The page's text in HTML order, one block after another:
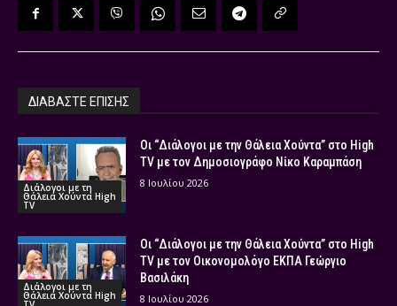
ΔΙΑΒΑΣΤΕ ΕΠΙΣΗΣ
Διάλογοι με τη
Θάλεια Χούντα High
TV
Οι “Διάλογοι με την Θάλεια Χούντα” στο High
TV με τον Δημοσιογράφο Νίκο Καραμπάση
8 Ιουλίου 2026
Διάλογοι με τη
Θάλεια Χούντα High
Οι “Διάλογοι με την Θάλεια Χούντα” στο High
TV με τον Οικονομολόγο ΕΚΠΑ Γεώργιο
Βασιλάκη
8 Ιουλίου 2026